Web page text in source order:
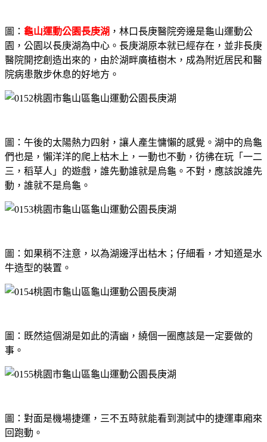
圖： 龜山運動公園長庚湖 ，林口長庚醫院旁邊是龜山運動公
園，公園以長庚湖為中心。長庚湖原本就已經存在，並非長庚
醫院開挖創造出來的，由於湖畔廣植樹木，成為附近居民和醫
院病患散步休息的好地方。
圖：午後的太陽熱力四射，讓人產生慵懶的感覺。湖中的烏龜
們也是，懶洋洋的爬上枯木上，一動也不動，彷彿在玩「一二
三，稻草人」的遊戲，誰先動誰就是烏龜。不對，應該說誰先
動，誰就不是烏龜。
圖：如果稍不注意，以為湖邊浮出枯木；仔細看，才知道是水
牛造型的裝置。
圖：既然這個湖是如此的清幽，繞個一圈應該是一定要做的
事。
圖：對面是機場捷運，三不五時就能看到測試中的捷運車廂來
回跑動。